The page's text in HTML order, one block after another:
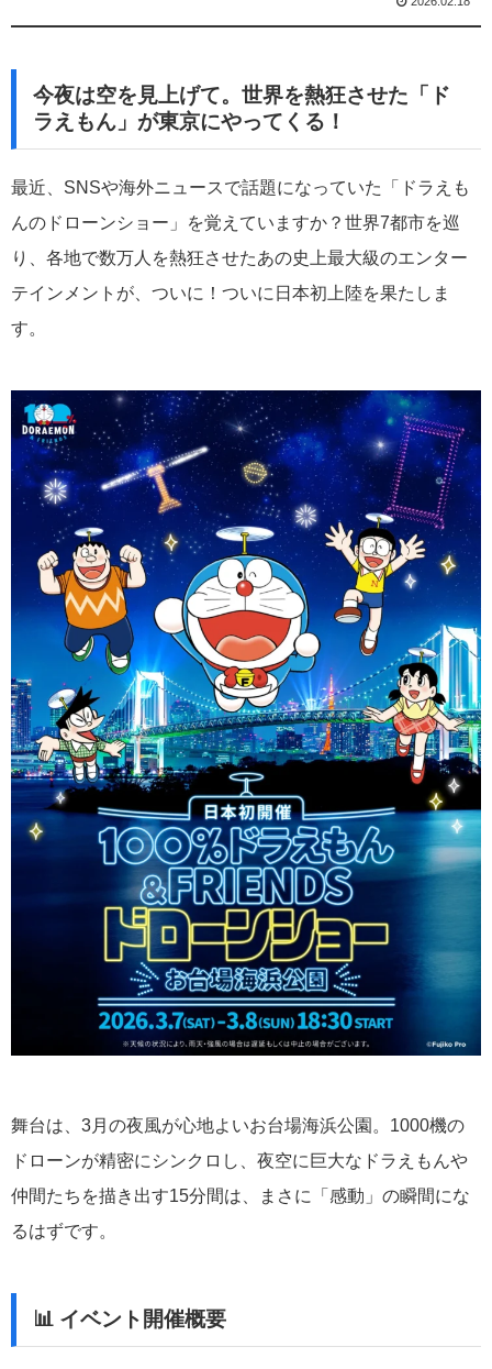
今夜は空を見上げて。世界を熱狂させた「ド
ラえもん」が東京にやってくる！
最近、SNSや海外ニュースで話題になっていた「ドラえも
んのドローンショー」を覚えていますか？世界7都市を巡
り、各地で数万人を熱狂させたあの史上最大級のエンター
テインメントが、ついに！ついに 日本初上陸を果たしま
す。
舞台は、3月の夜風が心地よいお台場海浜公園 。1000機の
ドローンが精密にシンクロし、夜空に巨大なドラえもんや
仲間たちを描き出す15分間は、まさに「感動」の瞬間にな
るはずです。
📊 イベント開催概要